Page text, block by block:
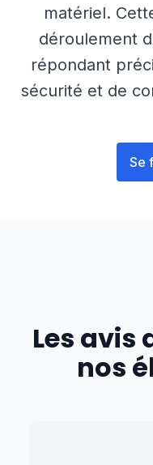
matériel.
déroulement
répondant
sécurité et de
Se
Les avis
nos